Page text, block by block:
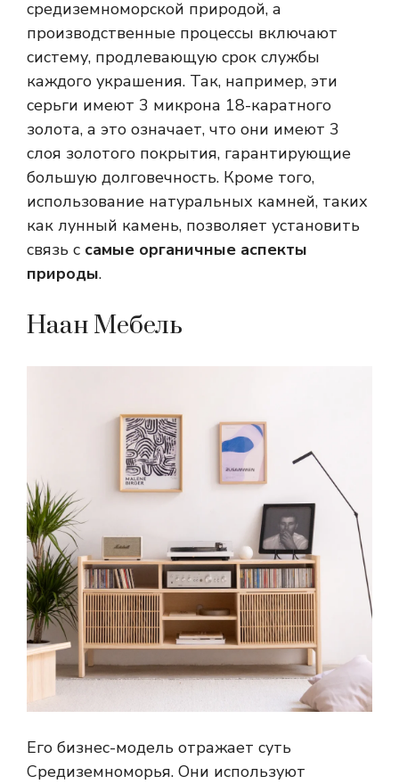
средиземноморской природой, а
производственные процессы включают
систему, продлевающую срок службы
каждого украшения. Так, например, эти
серьги имеют 3 микрона 18-каратного
золота, а это означает, что они имеют 3
слоя золотого покрытия, гарантирующие
большую долговечность. Кроме того,
использование натуральных камней, таких
как лунный камень, позволяет установить
связь с самые органичные аспекты
природы.
Наан Мебель
Его бизнес-модель отражает суть
Средиземноморья. Они используют